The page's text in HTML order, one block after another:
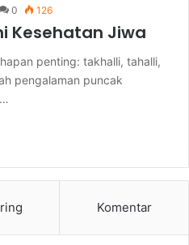
0 126
Kesehatan Jiwa
penting: takhalli, tahalli,
pengalaman puncak
Komentar